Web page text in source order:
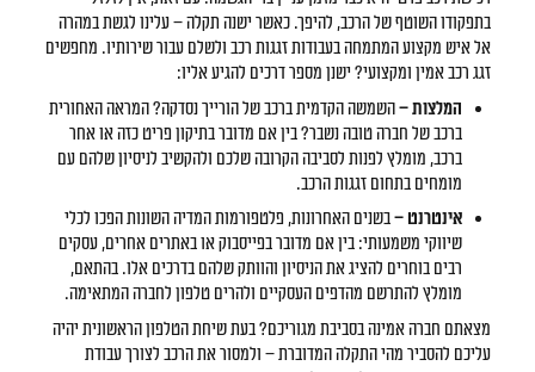
בתפקודו השוטף של הרכב, להיפך. כאשר ישנה תקלה – עלינו לגשת במהרה
אל איש מקצוע המתמחה בעבודות זגגות רכב ולשלם עבור שירותיו. מחפשים
זגג רכב אמין ומקצועי? ישנן מספר דרכים להגיע אליו:
המלצות –השמשה הקדמית ברכב של הורייך נסדקה? המראה האחורית
ברכב של חברה טובה נשבר? בין אם מדובר בתיקון פריט כזה או אחר
ברכב, מומלץ לפנות לסביבה הקרובה שלכם ולהקשיב לניסיון שלהם עם
מומחים בתחום זגגות הרכב.
אינטרנט –בשנים האחרונות, פלטפורמות המדיה השונות הפכו לכלי
שיווקי משמעותי: בין אם מדובר בפייסבוק או באתרים אחרים, עסקים
רבים בוחרים להציג את הניסיון והוותק שלהם בדרכים אלו. בהתאם,
מומלץ להתרשם מהדפים העסקיים ולהרים טלפון לחברה המתאימה.
מצאתם חברה אמינה בסביבת מגוריכם? בעת שיחת הטלפון הראשונית יהיה
עליכם להסביר מהי התקלה המדוברת – ולמסור את הרכב לצורך עבודת